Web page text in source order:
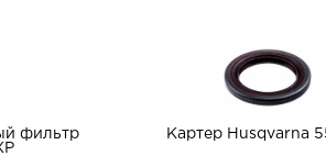
фильтр
Картер Husqvarna